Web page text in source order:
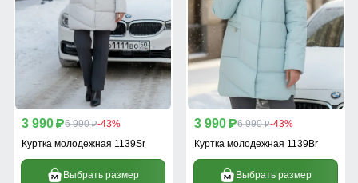
3 990 p6 990 p-43%
Куртка молодежная 1139Sr
Выбрать размер
3 990 p6 990 p-43%
Куртка молодежная 1139Br
Выбрать размер